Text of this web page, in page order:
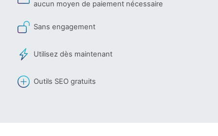
aucun moyen de paiement nécessaire
Sans engagement
Utilisez dès maintenant
Outils SEO gratuits